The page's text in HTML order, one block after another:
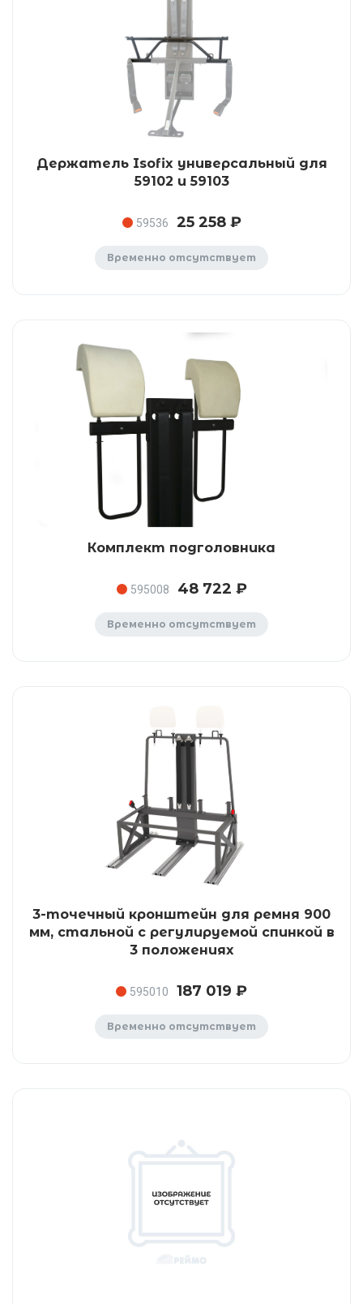
Держатель Isofix универсальный для
59102 и 59103
59536 25 258 ₽
Временно отсутствует
Комплект подголовника
595008 48 722 ₽
Временно отсутствует
3-точечный кронштейн для ремня 900
мм, стальной с регулируемой спинкой в
3 положениях
595010 187 019 ₽
Временно отсутствует